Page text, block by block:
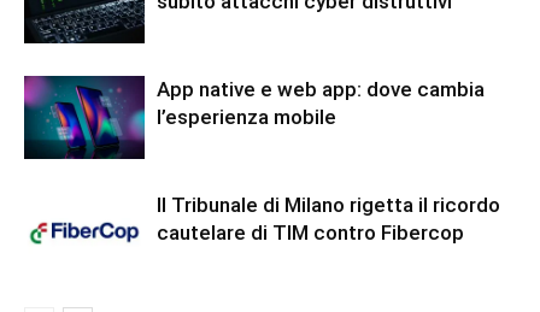
App native e web app: dove cambia
l’esperienza mobile
Il Tribunale di Milano rigetta il ricordo
cautelare di TIM contro Fibercop